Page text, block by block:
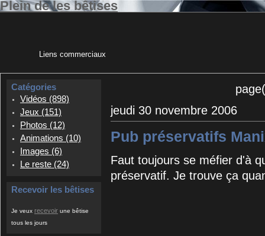
Plein de les bêtises
Liens commerciaux
Catégories
Vidéos (898)
Jeux (151)
Photos (12)
Animations (10)
Images (6)
Le reste (24)
Recevoir les bêtises
Je veux recevoir une bêtise
tous les jours
jeudi 30 novembre 2006
Pub préservatifs
Faut toujours se méfier d'à
préservatif. Je trouve ça